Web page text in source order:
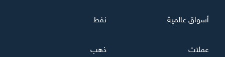
أسواق عالمية نفط
عملات ذهب